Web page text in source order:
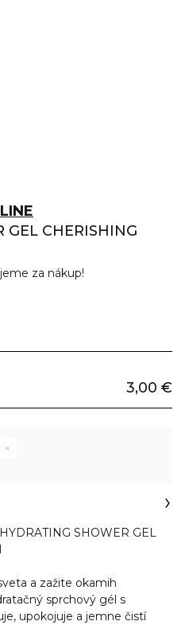
GEL CHERISHING
za nákup!
3,00 €
SHOWER GEL
a zažite okamih
sprchový gél s
upokojuje a jemne čistí